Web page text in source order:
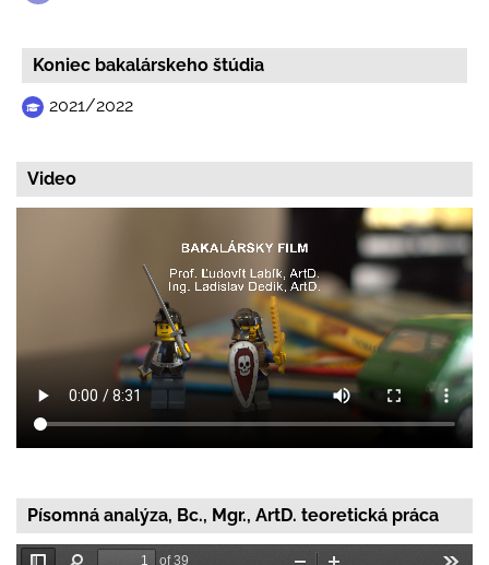
Koniec bakalárskeho štúdia
2021/2022
Video
Písomná analýza, Bc., Mgr., ArtD. teoretická práca